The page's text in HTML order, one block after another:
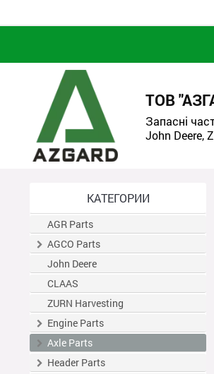
ТОВ
Запасні
John Deere,
КАТЕГОРИИ
AGR Parts
AGCO Parts
John Deere
CLAAS
ZURN Harvesting
Engine Parts
Axle Parts
Header Parts